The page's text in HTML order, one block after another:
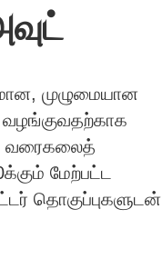
முழுமையான
வழங்குவதற்காக
வரைகலைத்
மேற்பட்ட
தொகுப்புகளுடன்